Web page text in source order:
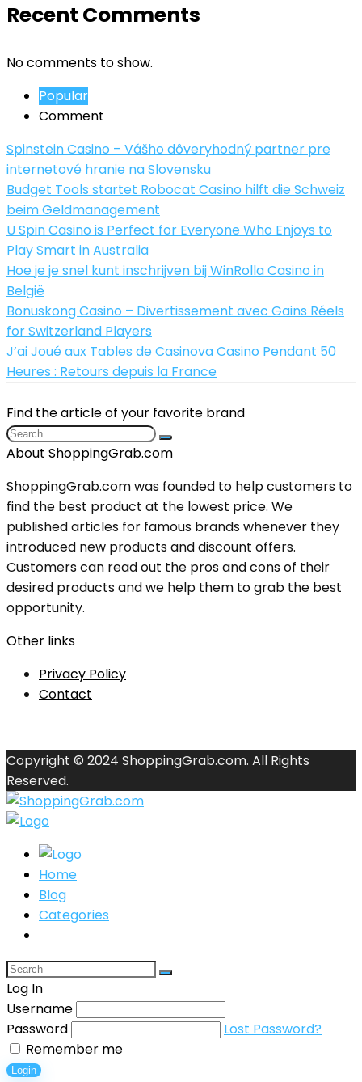
Recent Comments
No comments to show.
Popular
Comment
Spinstein Casino – Vášho dôveryhodný partner pre
internetové hranie na Slovensku
Budget Tools startet Robocat Casino hilft die Schweiz
beim Geldmanagement
U Spin Casino is Perfect for Everyone Who Enjoys to
Play Smart in Australia
Hoe je je snel kunt inschrijven bij WinRolla Casino in
België
Bonuskong Casino – Divertissement avec Gains Réels
for Switzerland Players
J’ai Joué aux Tables de Casinova Casino Pendant 50
Heures : Retours depuis la France
Find the article of your favorite brand
About ShoppingGrab.com
ShoppingGrab.com was founded to help customers to
find the best product at the lowest price. We
published articles for famous brands whenever they
introduced new products and discount offers.
Customers can read out the pros and cons of their
desired products and we help them to grab the best
opportunity.
Other links
Privacy Policy
Contact
Copyright © 2024 ShoppingGrab.com. All Rights
Reserved.
Home
Blog
Categories
Log In
Username
Password
Lost Password?
Remember me
Login